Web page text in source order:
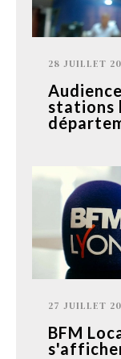
28 JUILLET
stations
27 JUILLET
BFM